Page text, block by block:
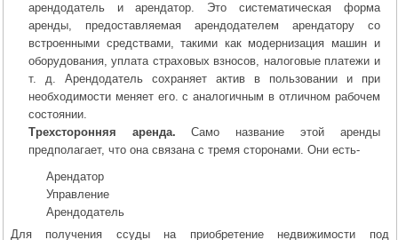
арендодатель и арендатор. Это систематическая форма
аренды, предоставляемая арендодателем арендатору со
встроенными средствами, такими как модернизация машин и
оборудования, уплата страховых взносов, налоговые платежи и
т. д. Арендодатель сохраняет актив в пользовании и при
необходимости меняет его. с аналогичным в отличном рабочем
состоянии.
Трехсторонняя аренда. Само название этой аренды
предполагает, что она связана с тремя сторонами. Они есть-
Арендатор
Управление
Арендодатель
Для получения ссуды на приобретение недвижимости под